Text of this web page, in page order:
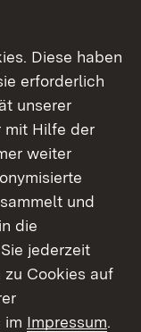
in insgesamt
in denen
Einheiten
mit
10 km²
das
Seen
mit einer
Diese haben
erforderlich
unserer
mit Hilfe der
weiter
und
die
jederzeit
Cookies auf
im Impressum.